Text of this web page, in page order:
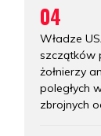
04
Władze
szczątków
żołnierzy
poległych
zbrojnych